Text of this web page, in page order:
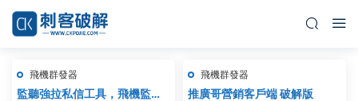
飛機群發器
監聽強拉私信工具，飛機監
飛機群發器
推廣哥營銷客戶端 破解版